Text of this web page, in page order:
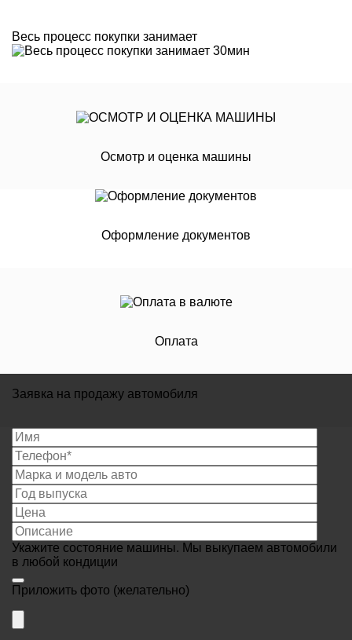
Весь процесс покупки занимает
Осмотр и оценка машины
Оформление документов
Оплата
Заявка на продажу автомобиля
Укажите состояние машины. Мы выкупаем автомобили
в любой кондиции
Приложить фото (желательно)